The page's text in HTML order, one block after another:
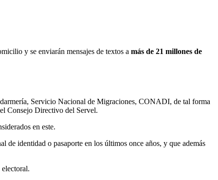
y se enviarán mensajes de textos a más de 21 millones de
Servicio Nacional de Migraciones, CONADI, de tal forma
Consejo Directivo del Servel.
en este.
identidad o pasaporte en los últimos once años, y que además